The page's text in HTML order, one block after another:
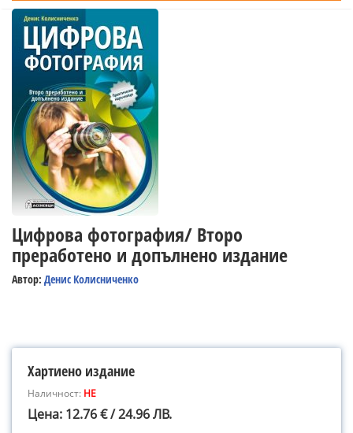
Цифрова фотография/ Второ
преработено и допълнено издание
Автор: Денис Колисниченко
Хартиено издание
Наличност: НЕ
Цена: 12.76 € / 24.96 ЛВ.